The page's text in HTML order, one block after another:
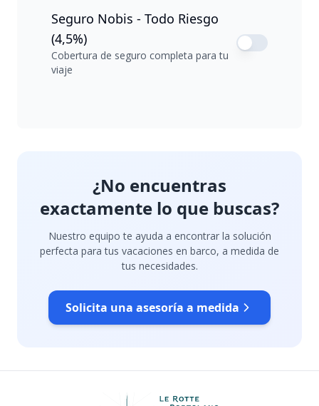
Seguro Nobis - Todo Riesgo
(4,5%)
Cobertura de seguro completa para tu
viaje
¿No encuentras
exactamente lo que buscas?
Nuestro equipo te ayuda a encontrar la solución
perfecta para tus vacaciones en barco, a medida de
tus necesidades.
Solicita una asesoría a medida